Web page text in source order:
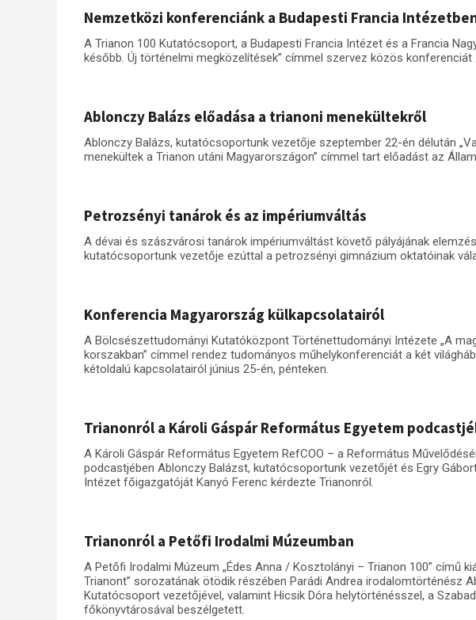
Nemzetközi konferenciánk a Budapesti Francia
A Trianon 100 Kutatócsoport, a Budapesti Francia Intézet és a Francia
később. Új történelmi megközelítések” címmel szervez közös konferenciát
Ablonczy Balázs előadása a trianoni menekültekről
Ablonczy Balázs, kutatócsoportunk vezetője szeptember 22-én délután
menekültek a Trianon utáni Magyarországon” címmel tart előadást az
Petrozsényi tanárok és az impériumváltás
A dévai és szászvárosi tanárok impériumváltást követő pályájának
kutatócsoportunk vezetője ezúttal a petrozsényi gimnázium oktatóinak
Konferencia Magyarország külkapcsolatairól
A Bölcsészettudományi Kutatóközpont Történettudományi Intézete „A
korszakban” címmel rendez tudományos műhelykonferenciát a két
kétoldalú kapcsolatairól június 25-én, pénteken.
Trianonról a Károli Gáspár Református Egyetem
A Károli Gáspár Református Egyetem RefCOO – a Református
podcastjében Ablonczy Balázst, kutatócsoportunk vezetőjét és Egry
Intézet főigazgatóját Kanyó Ferenc kérdezte Trianonról.
Trianonról a Petőfi Irodalmi Múzeumban
A Petőfi Irodalmi Múzeum „Édes Anna / Kosztolányi – Trianon 100” című
Trianont” sorozatának ötödik részében Parádi Andrea irodalomtörténész
Kutatócsoport vezetőjével, valamint Hicsik Dóra helytörténésszel, a
főkönyvtárosával beszélgetett.